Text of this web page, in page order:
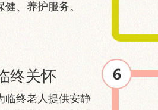
健、养护服务。
终关怀
临终老人提供安静